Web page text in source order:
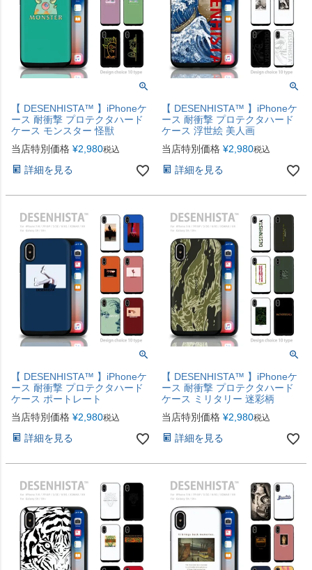
【 DESENHISTA™ 】iPhoneケ
ース 耐衝撃 プロテクタハード
ケース モンスター 怪獣
当店特別価格 ¥2,980税込
詳細を見る
【 DESENHISTA™ 】iPhoneケ
ース 耐衝撃 プロテクタハード
ケース 浮世絵 美人画
当店特別価格 ¥2,980税込
詳細を見る
【 DESENHISTA™ 】iPhoneケ
ース 耐衝撃 プロテクタハード
ケース ポートレート
当店特別価格 ¥2,980税込
詳細を見る
【 DESENHISTA™ 】iPhoneケ
ース 耐衝撃 プロテクタハード
ケース ミリタリー 迷彩柄
当店特別価格 ¥2,980税込
詳細を見る